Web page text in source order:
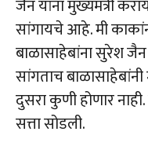
जैन यांना मुख्यमंत्री
सांगायचे आहे. मी
बाळासाहेबांना सुरेश
सांगताच बाळासाहेबांनी
दुसरा कुणी होणार
सत्ता सोडली.